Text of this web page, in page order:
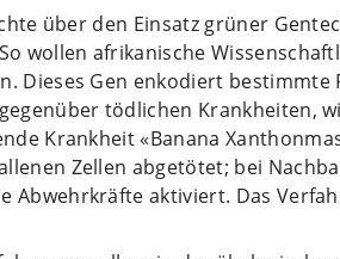
über den Einsatz grüner
wollen afrikanische
Dieses Gen enkodiert bestimmte
tödlichen Krankheiten,
Krankheit «Banana
Zellen abgetötet; bei
Abwehrkräfte aktiviert. Das